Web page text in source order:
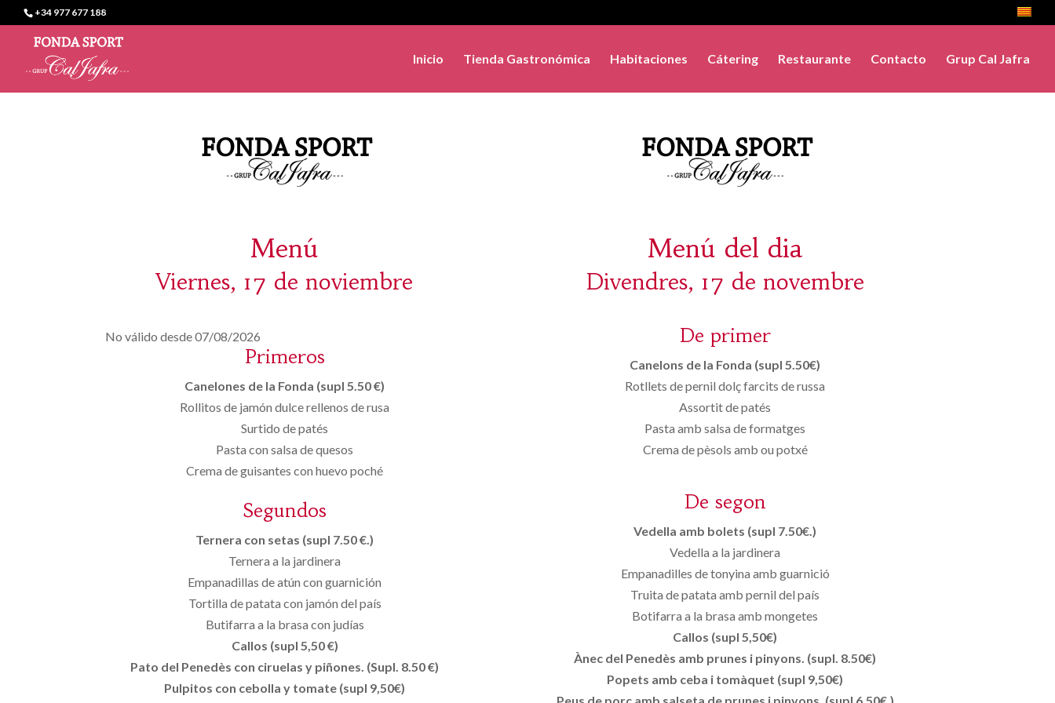
+34 977 677 188
Inicio Tienda Gastronómica Habitaciones Cátering Restaurante Contacto Grup Cal Jafra
Menú
Viernes, 17 de noviembre
No válido desde 07/08/2026
Primeros
Canelones de la Fonda (supl 5.50 €)
Rollitos de jamón dulce rellenos de rusa
Surtido de patés
Pasta con salsa de quesos
Crema de guisantes con huevo poché
Segundos
Ternera con setas (supl 7.50 €.)
Ternera a la jardinera
Empanadillas de atún con guarnición
Tortilla de patata con jamón del país
Butifarra a la brasa con judías
Callos (supl 5,50 €)
Pato del Penedès con ciruelas y piñones. (Supl. 8.50 €)
Pulpitos con cebolla y tomate (supl 9,50€)
Menú del dia
Divendres, 17 de novembre
De primer
Canelons de la Fonda (supl 5.50€)
Rotllets de pernil dolç farcits de russa
Assortit de patés
Pasta amb salsa de formatges
Crema de pèsols amb ou potxé
De segon
Vedella amb bolets (supl 7.50€.)
Vedella a la jardinera
Empanadilles de tonyina amb guarnició
Truita de patata amb pernil del país
Botifarra a la brasa amb mongetes
Callos (supl 5,50€)
Ànec del Penedès amb prunes i pinyons. (supl. 8.50€)
Popets amb ceba i tomàquet (supl 9,50€)